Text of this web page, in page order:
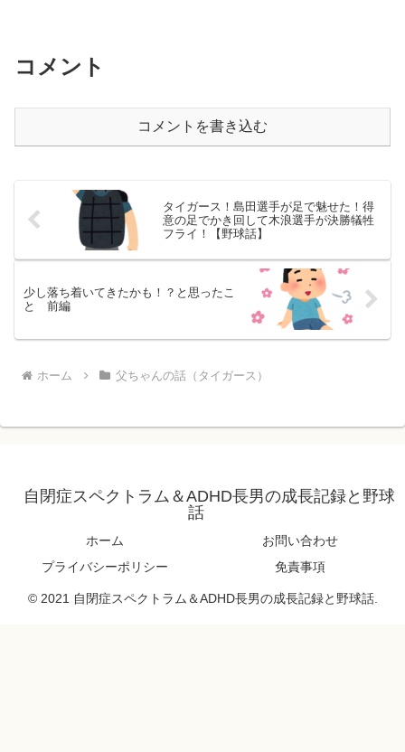
コメント
コメントを書き込む
タイガース！島田選手が足で魅せた！得
意の足でかき回して木浪選手が決勝犠牲
フライ！【野球話】
少し落ち着いてきたかも！？と思ったこ
と 前編
ホーム 父ちゃんの話（タイガース）
自閉症スペクトラム＆ADHD長男の成長記録と野球
話
ホーム
お問い合わせ
プライバシーポリシー
免責事項
© 2021 自閉症スペクトラム＆ADHD長男の成長記録と野球話.